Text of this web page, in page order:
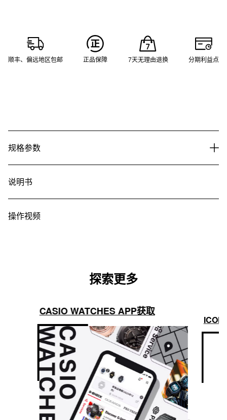
顺丰、偏远地区包邮 正品保障 7天无理由退换 分期利益点
规格参数
说明书
操作视频
探索更多
CASIO WATCHES APP获取